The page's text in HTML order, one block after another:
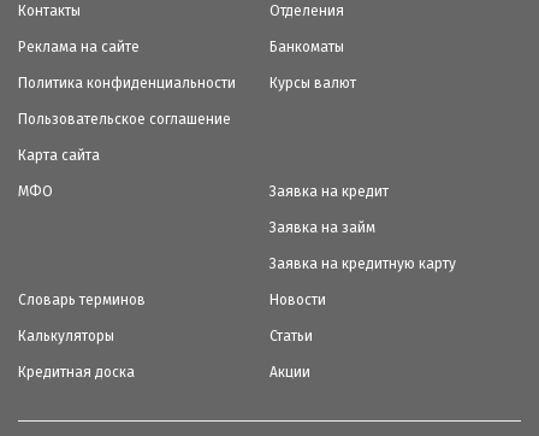
Контакты
Реклама на сайте
Политика конфиденциальности
Пользовательское соглашение
Карта сайта
Отделения
Банкоматы
Курсы валют
МФО Заявка на кредит
Заявка на займ
Заявка на кредитную карту
Словарь терминов
Калькуляторы
Кредитная доска
Новости
Статьи
Акции